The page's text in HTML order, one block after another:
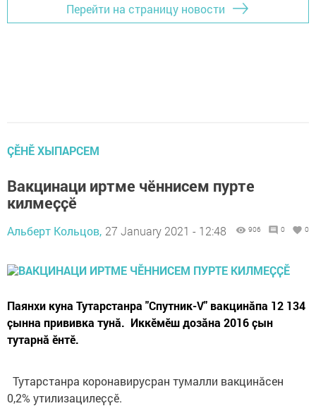
Перейти на страницу новости
ÇӖНӖ ХЫПАРСЕМ
Вакцинаци иртме чӗннисем пурте
килмеҫҫӗ
Альберт Кольцов, 27 January 2021 - 12:48 906 0 0
Паянхи куна Тутарстанра "Спутник-V" вакцинӑпа 12 134
ҫынна прививка тунӑ. Иккӗмӗш дозӑна 2016 ҫын
тутарнӑ ӗнтӗ.
Тутарстанра коронавирусран тумалли вакцинӑсен
0,2% утилизацилеҫҫӗ.